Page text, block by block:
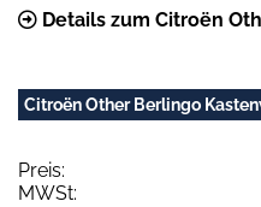
Details zum Citroën
Citroën Other Berlingo
Preis:
MWSt: